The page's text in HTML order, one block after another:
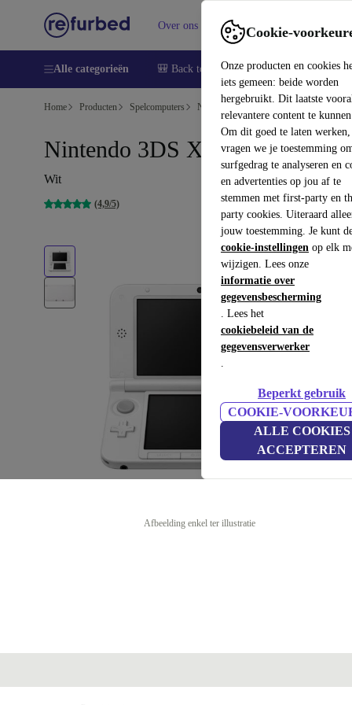
Cookie-
Onze producten en cookies
iets gemeen: beide worden
hergebruikt. Dit laatste
relevantere content te
Om dit goed te laten werken,
vragen we je toestemming
surfgedrag te analyseren en
en advertenties op jou af te
stemmen met first-party en
party cookies. Uiteraard
jouw toestemming. Je kunt
cookie-instellingen op elk
wijzigen. Lees onze
informatie over
gegevensbescherming
. Lees het
cookiebeleid van de
gegevensverwerker
.
Beperkt gebruik
COOKIE-
ALLE COOKIES
ACCEPTEREN
Over ons Verkopen Support
Alle categorieën 🎒 Back to school Smartphones
Home Producten Spelcomputers Nintendo
Nintendo 3DS XL
Wit
(4,9/5)
Afbeelding enkel ter illustratie